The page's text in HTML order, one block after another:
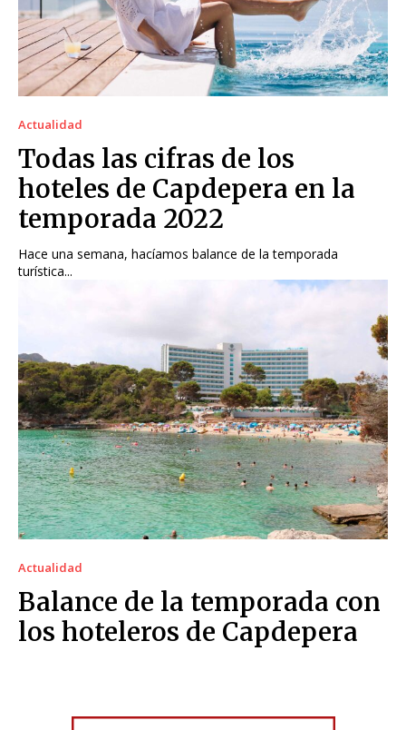
Actualidad
Todas las cifras de los
hoteles de Capdepera en la
temporada 2022
Hace una semana, hacíamos balance de la temporada
turística...
Actualidad
Balance de la temporada con
los hoteleros de Capdepera